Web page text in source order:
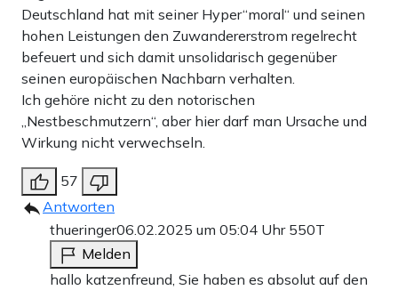
Deutschland hat mit seiner Hyper“moral“ und seinen
hohen Leistungen den Zuwandererstrom regelrecht
befeuert und sich damit unsolidarisch gegenüber
seinen europäischen Nachbarn verhalten.
Ich gehöre nicht zu den notorischen
„Nestbeschmutzern“, aber hier darf man Ursache und
Wirkung nicht verwechseln.
57
Antworten
thueringer06.02.2025 um 05:04 Uhr 550T
Melden
hallo katzenfreund, Sie haben es absolut auf den